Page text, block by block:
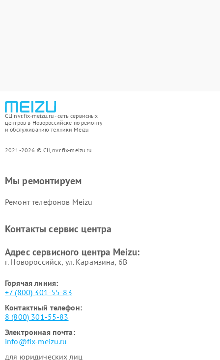
СЦ nvr.fix-meizu.ru - сеть сервисных
центров в Новороссийске по ремонту
и обслуживанию техники Meizu
2021-2026 © СЦ nvr.fix-meizu.ru
Мы ремонтируем
Ремонт телефонов Meizu
Контакты сервис центра
Адрес сервисного центра Meizu:
г. Новороссийск, ул. Карамзина, 6В
Горячая линия:
+7 (800) 301-55-83
Контактный телефон:
8 (800) 301-55-83
Электронная почта:
info@fix-meizu.ru
для юридических лиц